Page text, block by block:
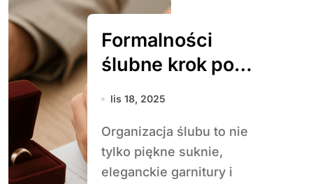
Formalności
ślubne krok po
kroku
lis 18, 2025
Organizacja ślubu to nie
tylko piękne suknie,
eleganckie garnitury i